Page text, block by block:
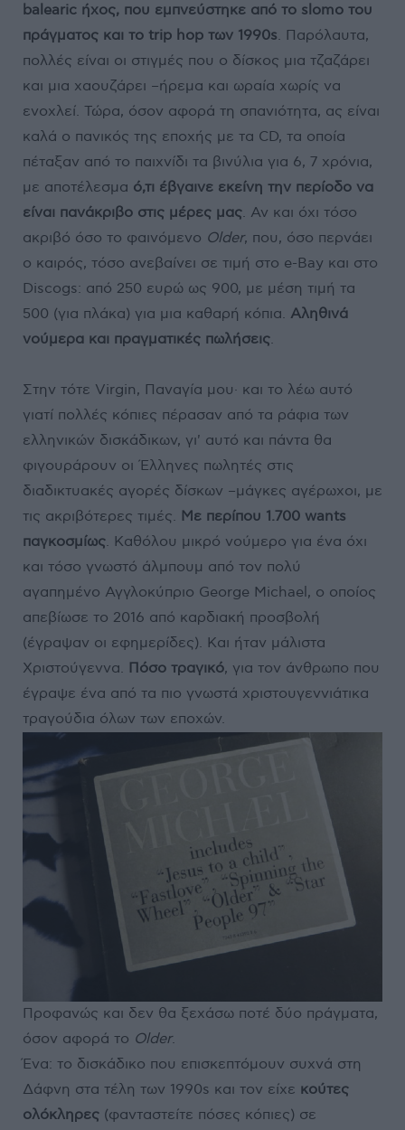
balearic ήχος, που εμπνεύστηκε από το slomo του
πράγματος και το trip hop των 1990s. Παρόλαυτα,
πολλές είναι οι στιγμές που ο δίσκος μια τζαζάρει
και μια χαουζάρει –ήρεμα και ωραία χωρίς να
ενοχλεί. Τώρα, όσον αφορά τη σπανιότητα, ας είναι
καλά ο πανικός της εποχής με τα CD, τα οποία
πέταξαν από το παιχνίδι τα βινύλια για 6, 7 χρόνια,
με αποτέλεσμα ό,τι έβγαινε εκείνη την περίοδο να
είναι πανάκριβο στις μέρες μας. Αν και όχι τόσο
ακριβό όσο το φαινόμενο Older, που, όσο περνάει
ο καιρός, τόσο ανεβαίνει σε τιμή στο e-Bay και στο
Discogs: από 250 ευρώ ως 900, με μέση τιμή τα
500 (για πλάκα) για μια καθαρή κόπια. Αληθινά
νούμερα και πραγματικές πωλήσεις.
Στην τότε Virgin, Παναγία μου· και το λέω αυτό
γιατί πολλές κόπιες πέρασαν από τα ράφια των
ελληνικών δισκάδικων, γι' αυτό και πάντα θα
φιγουράρουν οι Έλληνες πωλητές στις
διαδικτυακές αγορές δίσκων –μάγκες αγέρωχοι, με
τις ακριβότερες τιμές. Με περίπου 1.700 wants
παγκοσμίως. Καθόλου μικρό νούμερο για ένα όχι
και τόσο γνωστό άλμπουμ από τον πολύ
αγαπημένο Αγγλοκύπριο George Michael, ο οποίος
απεβίωσε το 2016 από καρδιακή προσβολή
(έγραψαν οι εφημερίδες). Και ήταν μάλιστα
Χριστούγεννα. Πόσο τραγικό, για τον άνθρωπο που
έγραψε ένα από τα πιο γνωστά χριστουγεννιάτικα
τραγούδια όλων των εποχών.
Προφανώς και δεν θα ξεχάσω ποτέ δύο πράγματα,
όσον αφορά το Older.
Ένα: το δισκάδικο που επισκεπτόμουν συχνά στη
Δάφνη στα τέλη των 1990s και τον είχε κούτες
ολόκληρες (φανταστείτε πόσες κόπιες) σε